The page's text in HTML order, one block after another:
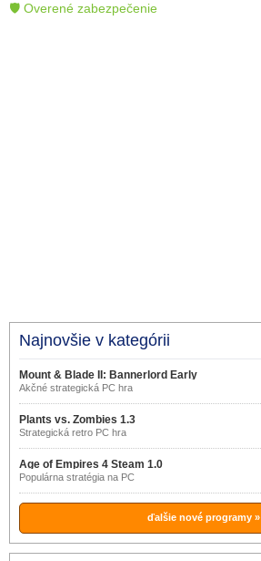
🛡 Overené zabezpečenie
Najnovšie v kategórii
Mount & Blade II: Bannerlord Early
Access
Akčné strategická PC hra
Plants vs. Zombies 1.3
Strategická retro PC hra
Age of Empires 4 Steam 1.0
Populárna stratégia na PC
ďalšie nové programy »